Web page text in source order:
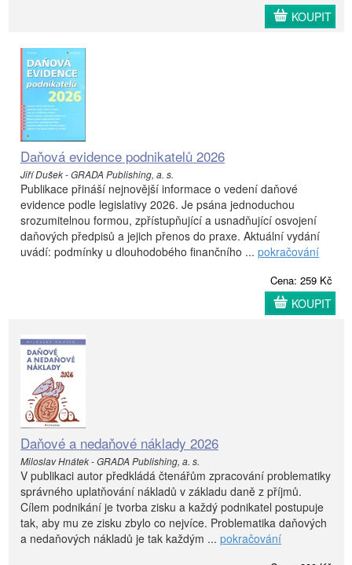
KOUPIT
Daňová evidence podnikatelů 2026
Jiří Dušek - GRADA Publishing, a. s.
Publikace přináší nejnovější informace o vedení daňové
evidence podle legislativy 2026. Je psána jednoduchou
srozumitelnou formou, zpřístupňující a usnadňující osvojení
daňových předpisů a jejich přenos do praxe. Aktuální vydání
uvádí: podmínky u dlouhodobého finančního ... pokračování
Cena: 259 Kč
KOUPIT
Daňové a nedaňové náklady 2026
Miloslav Hnátek - GRADA Publishing, a. s.
V publikaci autor předkládá čtenářům zpracování problematiky
správného uplatňování nákladů v základu daně z příjmů.
Cílem podnikání je tvorba zisku a každý podnikatel postupuje
tak, aby mu ze zisku zbylo co nejvíce. Problematika daňových
a nedaňových nákladů je tak každým ... pokračování